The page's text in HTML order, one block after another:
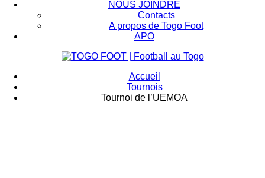
NOUS JOINDRE
Contacts
A propos de Togo Foot
APO
Accueil
Tournois
Tournoi de l’UEMOA